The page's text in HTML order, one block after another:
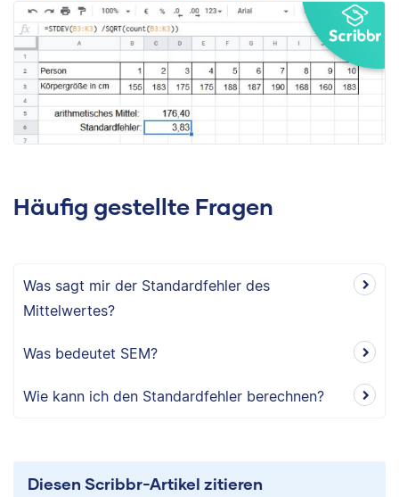
Häufig gestellte Fragen
Was sagt mir der Standardfehler des
Mittelwertes?
Was bedeutet SEM?
Wie kann ich den Standardfehler berechnen?
Diesen Scribbr-Artikel zitieren